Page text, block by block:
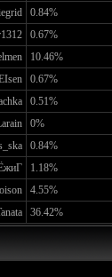
0.84%
0.67%
10.46%
0.67%
0.51%
0%
0.84%
1.18%
4.55%
36.42%